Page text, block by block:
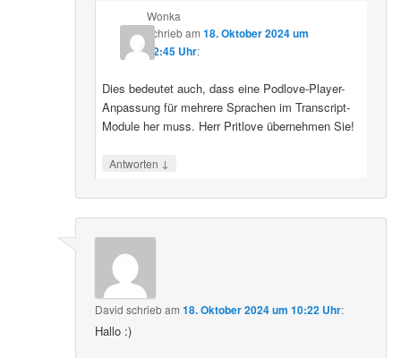
Wonka
schriebam 18. Oktober 2024 um
12:45 Uhr:
Dies bedeutet auch, dass eine Podlove-Player-
Anpassung für mehrere Sprachen im Transcript-
Module her muss. Herr Pritlove übernehmen Sie!
Antworten ↓
David schriebam18. Oktober 2024 um 10:22 Uhr:
Hallo :)